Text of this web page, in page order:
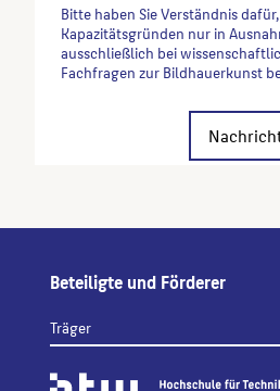
Bitte haben Sie Verständnis
Kapazitätsgründen nur in
ausschließlich bei
Fachfragen zur Bildhauerkunst
Beteiligte und Förderer
Träger